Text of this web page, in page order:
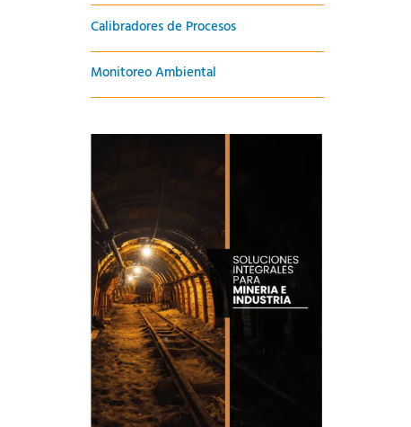
Calibradores de Procesos
Monitoreo Ambiental